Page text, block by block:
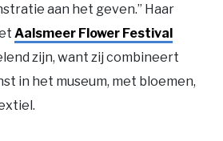
aan het geven.” Haar
Aalsmeer Flower Festival
zijn, want zij combineert
in het museum, met bloemen,